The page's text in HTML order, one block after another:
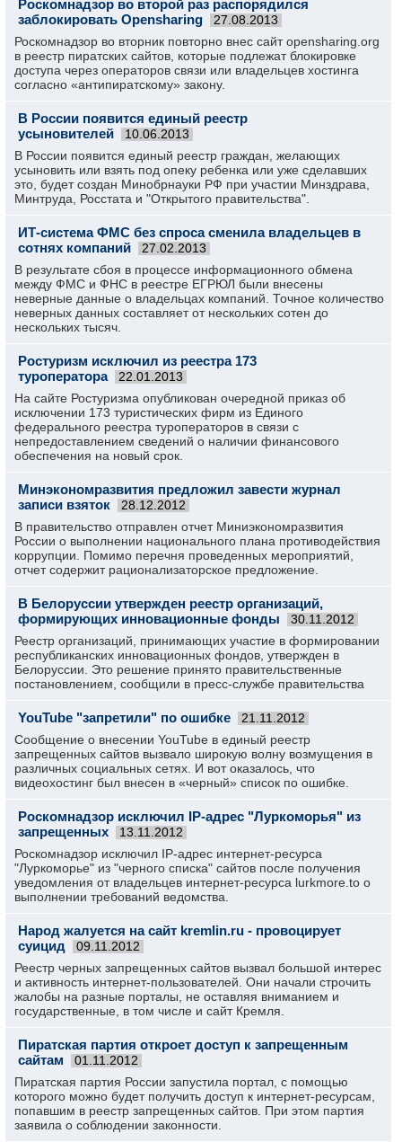
Роскомнадзор во второй раз распорядился
заблокировать Opensharing
27.08.2013
Роскомнадзор во вторник повторно внес сайт opensharing.org
в реестр пиратских сайтов, которые подлежат блокировке
доступа через операторов связи или владельцев хостинга
согласно «антипиратскому» закону.
В России появится единый реестр
усыновителей
10.06.2013
В России появится единый реестр граждан, желающих
усыновить или взять под опеку ребенка или уже сделавших
это, будет создан Минобрнауки РФ при участии Минздрава,
Минтруда, Росстата и "Открытого правительства".
ИТ-система ФМС без спроса сменила владельцев в
сотнях компаний
27.02.2013
В результате сбоя в процессе информационного обмена
между ФМС и ФНС в реестре ЕГРЮЛ были внесены
неверные данные о владельцах компаний. Точное количество
неверных данных составляет от нескольких сотен до
нескольких тысяч.
Ростуризм исключил из реестра 173
туроператора
22.01.2013
На сайте Ростуризма опубликован очередной приказ об
исключении 173 туристических фирм из Единого
федерального реестра туроператоров в связи с
непредоставлением сведений о наличии финансового
обеспечения на новый срок.
Минэкономразвития предложил завести журнал
записи взяток
28.12.2012
В правительство отправлен отчет Миниэкономразвития
России о выполнении национального плана противодействия
коррупции. Помимо перечня проведенных мероприятий,
отчет содержит рационализаторское предложение.
В Белоруссии утвержден реестр организаций,
формирующих инновационные фонды
30.11.2012
Реестр организаций, принимающих участие в формировании
республиканских инновационных фондов, утвержден в
Белоруссии. Это решение принято правительственные
постановлением, сообщили в пресс-службе правительства
YouTube "запретили" по ошибке 21.11.2012
Сообщение о внесении YouTube в единый реестр
запрещенных сайтов вызвало широкую волну возмущения в
различных социальных сетях. И вот оказалось, что
видеохостинг был внесен в «черный» список по ошибке.
Роскомнадзор исключил IP-адрес "Луркоморья" из
запрещенных
13.11.2012
Роскомнадзор исключил IP-адрес интернет-ресурса
"Луркоморье" из "черного списка" сайтов после получения
уведомления от владельцев интернет-ресурса lurkmore.to о
выполнении требований ведомства.
Народ жалуется на сайт kremlin.ru - провоцирует
суицид
09.11.2012
Реестр черных запрещенных сайтов вызвал большой интерес
и активность интернет-пользователей. Они начали строчить
жалобы на разные порталы, не оставляя вниманием и
государственные, в том числе и сайт Кремля.
Пиратская партия откроет доступ к запрещенным
сайтам
01.11.2012
Пиратская партия России запустила портал, с помощью
которого можно будет получить доступ к интернет-ресурсам,
попавшим в реестр запрещенных сайтов. При этом партия
заявила о соблюдении законности.